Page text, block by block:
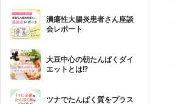
潰瘍性大腸炎患者さん座談
会レポート
大豆中心の朝たんぱくダイ
エットとは!?
ツナでたんぱく質をプラス